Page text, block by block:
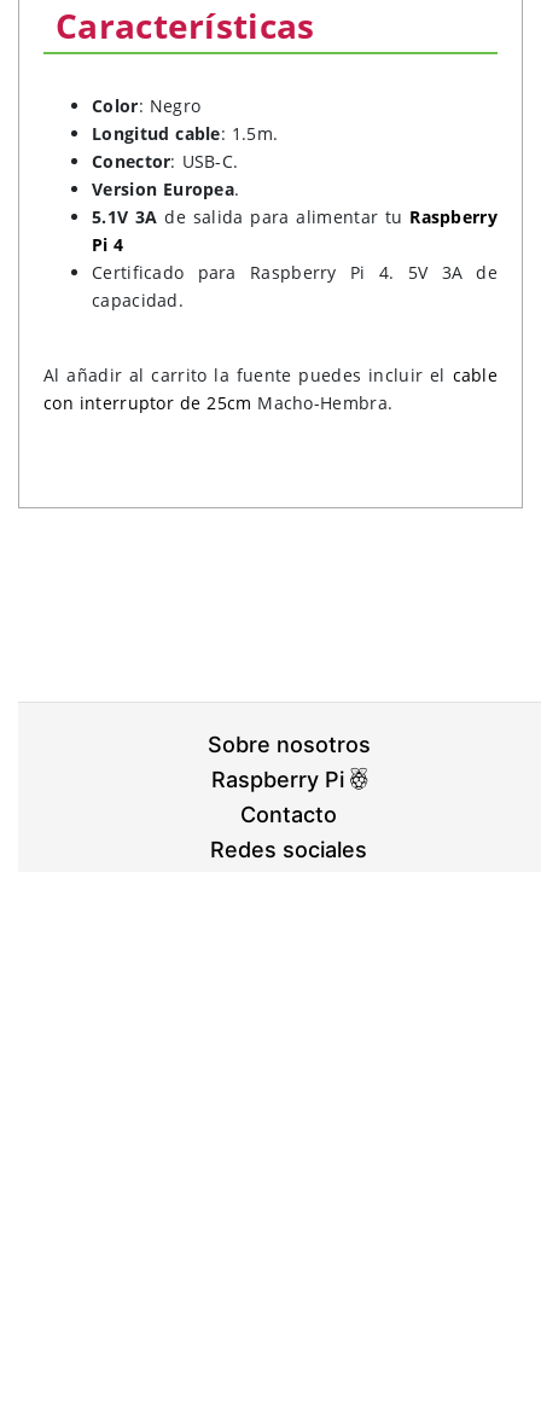
Características
Color: Negro
Longitud cable: 1.5m.
Conector: USB-C.
Version Europea.
5.1V 3A de salida para alimentar tu Raspberry
Pi 4
Certificado para Raspberry Pi 4. 5V 3A de
capacidad.
Al añadir al carrito la fuente puedes incluir el cable
con interruptor de 25cm Macho-Hembra.
Sobre nosotros
Raspberry Pi
Contacto
Redes sociales